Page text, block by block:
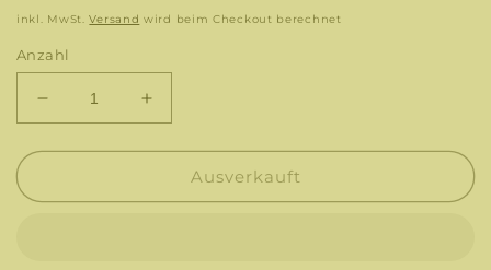
Preis
inkl. MwSt.Versand wird beim Checkout berechnet
Anzahl
Verringere
die
Menge
MONTE
Erhöhe
die
Menge
MONTE
Ausverkauft